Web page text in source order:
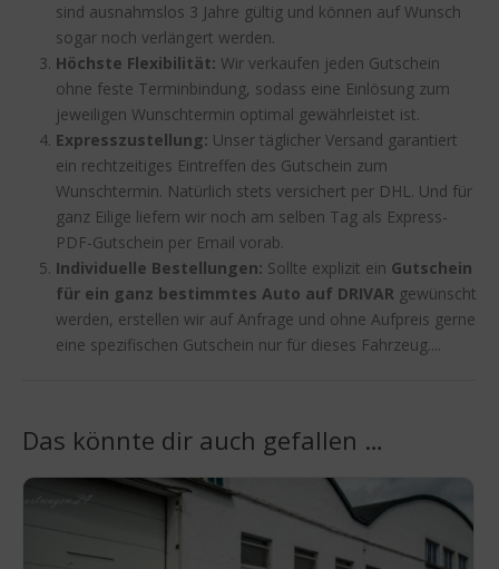
sind ausnahmslos 3 Jahre gültig und können auf Wunsch
sogar noch verlängert werden.
Höchste Flexibilität: Wir verkaufen jeden Gutschein
ohne feste Terminbindung, sodass eine Einlösung zum
jeweiligen Wunschtermin optimal gewährleistet ist.
Expresszustellung: Unser täglicher Versand garantiert
ein rechtzeitiges Eintreffen des Gutschein zum
Wunschtermin. Natürlich stets versichert per DHL. Und für
ganz Eilige liefern wir noch am selben Tag als Express-
PDF-Gutschein per Email vorab.
Individuelle Bestellungen: Sollte explizit ein Gutschein
für ein ganz bestimmtes Auto auf DRIVAR gewünscht
werden, erstellen wir auf Anfrage und ohne Aufpreis gerne
eine spezifischen Gutschein nur für dieses Fahrzeug....
Das könnte dir auch gefallen …